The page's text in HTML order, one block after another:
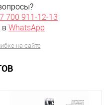
700 911-12-13
в WhatsApp
на сайте